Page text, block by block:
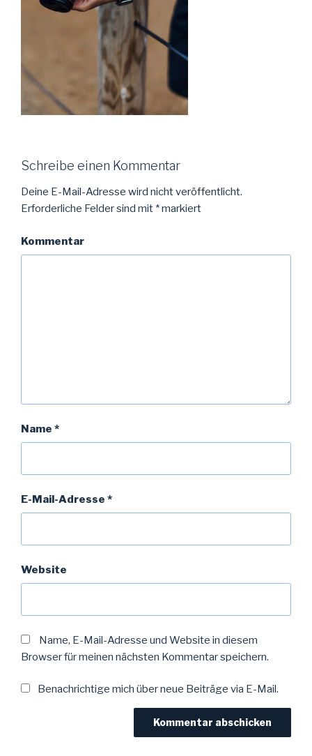
Schreibe einen Kommentar
Deine E-Mail-Adresse wird nicht veröffentlicht.
Erforderliche Felder sind mit *markiert
Kommentar
Name *
E-Mail-Adresse *
Website
Name, E-Mail-Adresse und Website in diesem
Browser für meinen nächsten Kommentar speichern.
Benachrichtige mich über neue Beiträge via E-Mail.